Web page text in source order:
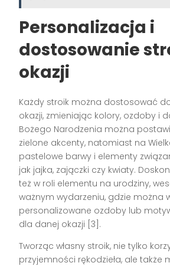
Personalizacja i
dostosowanie
okazji
Każdy stroik można dostosować
okazji, zmieniając kolory, ozdoby i
Bożego Narodzenia można
zielone akcenty, natomiast na
pastelowe barwy i elementy
jak jajka, zajączki czy kwiaty.
też w roli elementu na urodziny,
ważnym wydarzeniu, gdzie można
personalizowane ozdoby lub
dla danej okazji [3].
Tworząc własny stroik, nie tylko
przyjemności rękodzieła, ale także